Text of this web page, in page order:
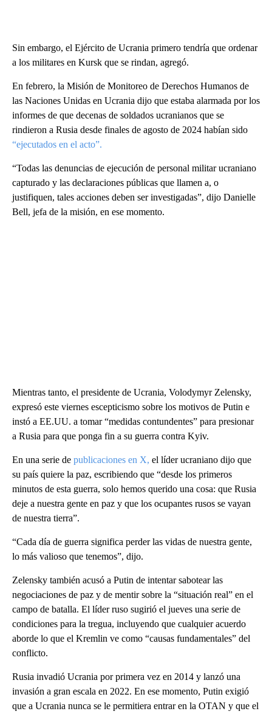
Sin embargo, el Ejército de Ucrania primero tendría que ordenar
a los militares en Kursk que se rindan, agregó.
En febrero, la Misión de Monitoreo de Derechos Humanos de
las Naciones Unidas en Ucrania dijo que estaba alarmada por los
informes de que decenas de soldados ucranianos que se
rindieron a Rusia desde finales de agosto de 2024 habían sido
“ejecutados en el acto”.
“Todas las denuncias de ejecución de personal militar ucraniano
capturado y las declaraciones públicas que llamen a, o
justifiquen, tales acciones deben ser investigadas”, dijo Danielle
Bell, jefa de la misión, en ese momento.
Mientras tanto, el presidente de Ucrania, Volodymyr Zelensky,
expresó este viernes escepticismo sobre los motivos de Putin e
instó a EE.UU. a tomar “medidas contundentes” para presionar
a Rusia para que ponga fin a su guerra contra Kyiv.
En una serie de publicaciones en X, el líder ucraniano dijo que
su país quiere la paz, escribiendo que “desde los primeros
minutos de esta guerra, solo hemos querido una cosa: que Rusia
deje a nuestra gente en paz y que los ocupantes rusos se vayan
de nuestra tierra”.
“Cada día de guerra significa perder las vidas de nuestra gente,
lo más valioso que tenemos”, dijo.
Zelensky también acusó a Putin de intentar sabotear las
negociaciones de paz y de mentir sobre la “situación real” en el
campo de batalla. El líder ruso sugirió el jueves una serie de
condiciones para la tregua, incluyendo que cualquier acuerdo
aborde lo que el Kremlin ve como “causas fundamentales” del
conflicto.
Rusia invadió Ucrania por primera vez en 2014 y lanzó una
invasión a gran escala en 2022. En ese momento, Putin exigió
que a Ucrania nunca se le permitiera entrar en la OTAN y que el